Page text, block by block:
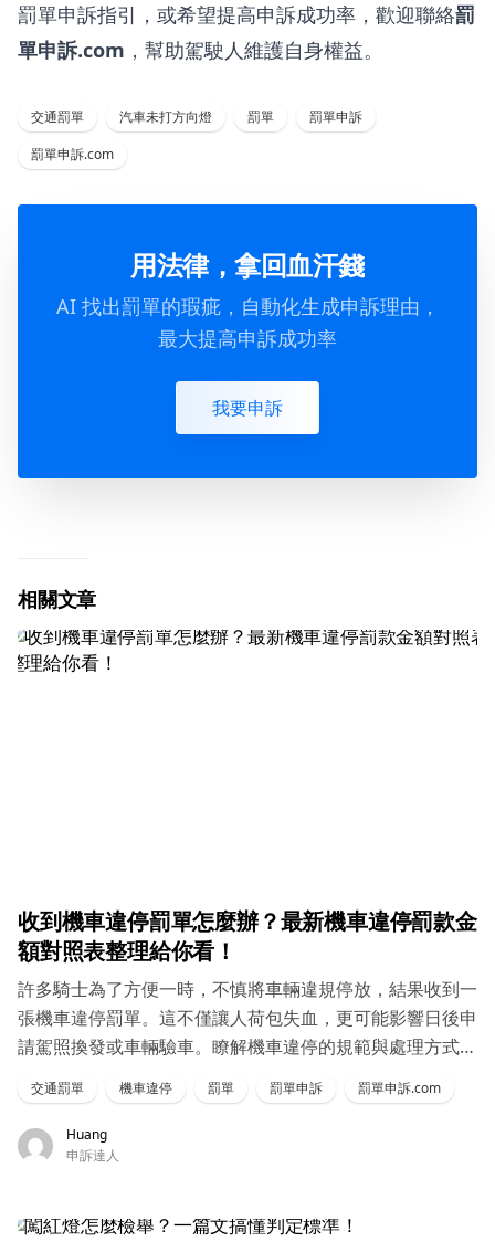
罰單申訴指引，或希望提高申訴成功率，歡迎聯絡罰
單申訴.com ，幫助駕駛人維護自身權益。
交通罰單 汽車未打方向燈 罰單
罰單申訴
罰單申訴.com
用法律，拿回血汗錢
AI 找出罰單的瑕疵，自動化生成申訴理由，
最大提高申訴成功率
我要申訴
相關文章
收到機車違停罰單怎麼辦？最新機車違停罰款金
額對照表整理給你看！
許多騎士為了方便一時，不慎將車輛違規停放，結果收到一
張機車違停罰單。這不僅讓人荷包失血，更可能影響日後申
請駕照換發或車輛驗車。瞭解機車違停的規範與處理方式，
交通罰單 機車違停 罰單 罰單申訴 罰單申訴.com
Huang
申訴達人